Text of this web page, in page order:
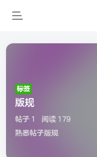
标签
版规
帖子 1
阅读 179
熟悉帖子版规